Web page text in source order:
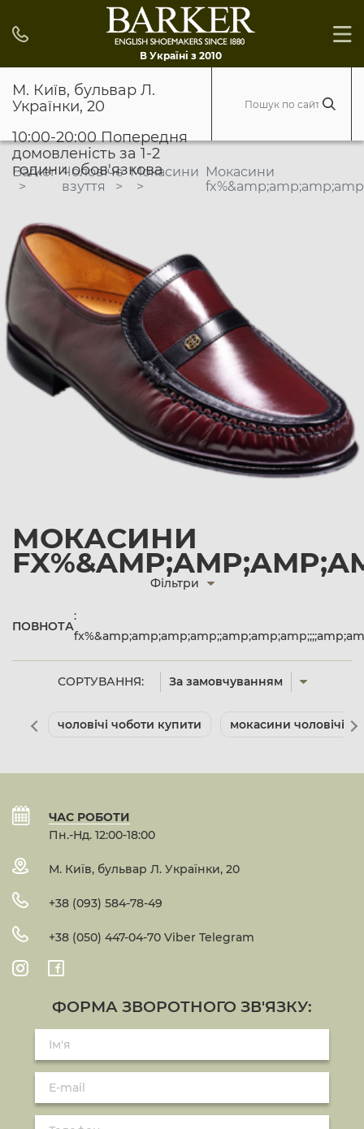
В Україні з 2010
М. Київ, бульвар Л.
Українки, 20
10:00-20:00 Попередня
домовленість за 1-2
години обов'язкова
Barker Чоловіче
взуття
Мокасини Мокасини
МОКАСИНИ
СОРТУВАННЯ: За замовчуванням
Фільтри
ПОВНОТА
:
чоловічі чоботи купити мокасини чоловічі
ЧАС РОБОТИ
Пн.-Нд. 12:00-18:00
М. Київ, бульвар Л. Українки, 20
+38 (093) 584-78-49
+38 (050) 447-04-70 Viber Telegram
ФОРМА ЗВОРОТНОГО ЗВ'ЯЗКУ: